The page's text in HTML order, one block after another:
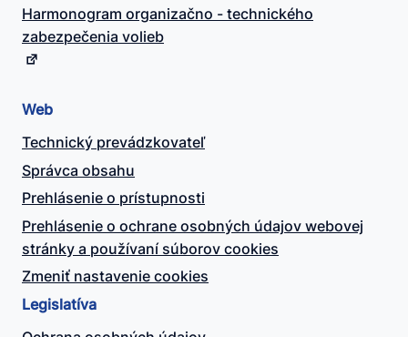
Harmonogram organizačno - technického
zabezpečenia volieb
Web
Technický prevádzkovateľ
Správca obsahu
Prehlásenie o prístupnosti
Prehlásenie o ochrane osobných údajov webovej
stránky a používaní súborov cookies
Zmeniť nastavenie cookies
Legislatíva